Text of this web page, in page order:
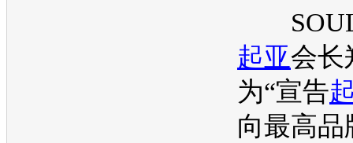
起亚会长
为“宣告
向最高品